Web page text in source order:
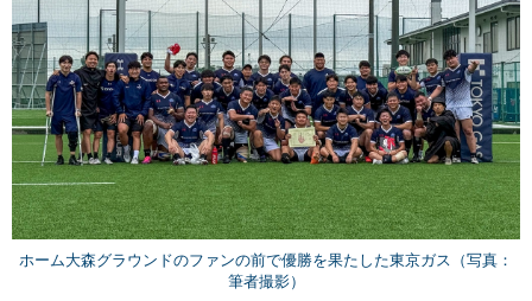
ホーム大森グラウンドのファンの前で優勝を果たした東京ガス（写真：
筆者撮影）